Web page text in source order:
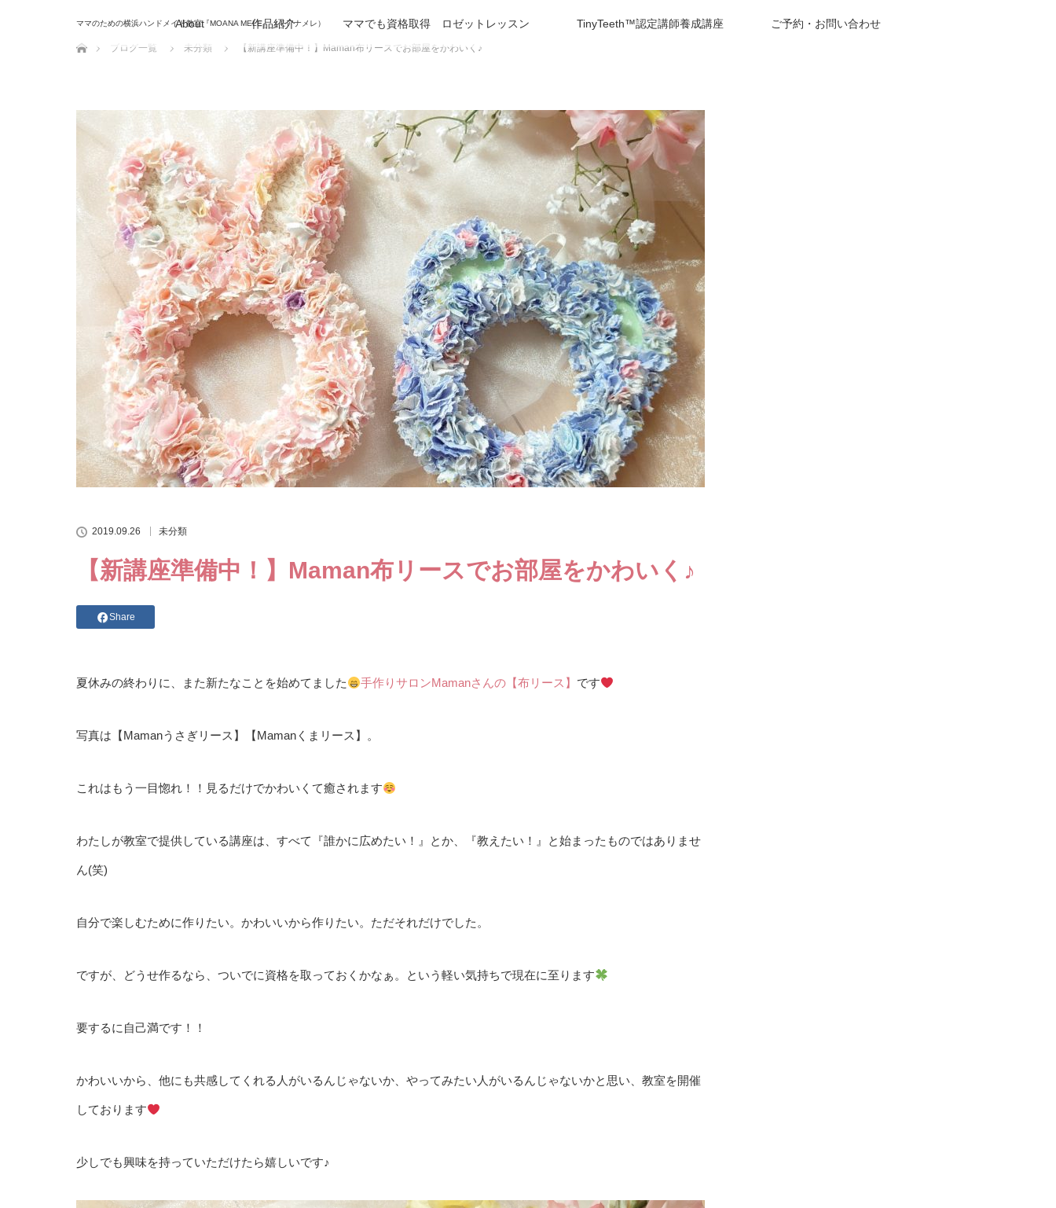
ママのための横浜ハンドメイド教室『MOANA MELE』（モアナメレ）
About 作品紹介 ママでも資格取得 ロゼットレッスン TinyTeeth™️認定講師養成講座 ご予約・お問い合わせ
ホーム
ブログ一覧
未分類 【新講座準備中！】Maman布リースでお部屋をかわいく♪
2019.09.26 未分類
【新講座準備中！】Maman布リースでお部屋をかわいく♪
Share
夏休みの終わりに、また新たなことを始めてました 手作りサロンMamanさんの【布リース】 です
写真は【Mamanうさぎリース】【Mamanくまリース】。
これはもう一目惚れ！！見るだけでかわいくて癒されます
わたしが教室で提供している講座は、すべて『誰かに広めたい！』とか、『教えたい！』と始まったものではありませ
ん(笑)
自分で楽しむために作りたい。かわいいから作りたい。ただそれだけでした。
ですが、どうせ作るなら、ついでに資格を取っておくかなぁ。という軽い気持ちで現在に至ります
要するに自己満です！！
かわいいから、他にも共感してくれる人がいるんじゃないか、やってみたい人がいるんじゃないかと思い、教室を開催
しております
少しでも興味を持っていただけたら嬉しいです♪